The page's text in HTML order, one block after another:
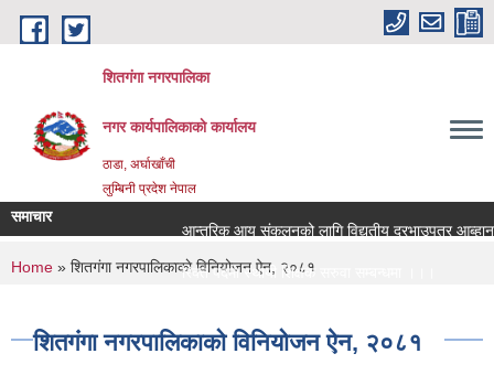
Skip to main content
शितगंगा नगरपालिका
नगर कार्यपालिकाकाे कार्यालय
ठाडा, अर्घाखाँची
लुम्बिनी प्रदेश नेपाल
समाचार
आन्तरिक आय संकलनको लागि विद्युतीय दरभाउपत्र आब्हान
रिक्त पदमा स्थायी शिक्षक सरुवा सम्बन्धमा ।।।
You are here
Home » शितगंगा नगरपालिकाकाे विनियोजन ऐन, २०८१
शितगंगा नगरपालिकाकाे विनियोजन ऐन, २०८१